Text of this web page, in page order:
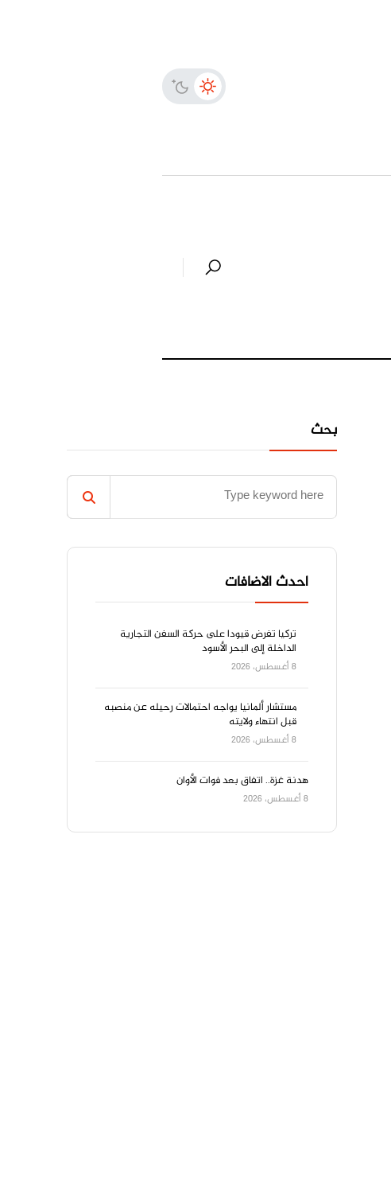
بحث
احدث الاضافات
‌تركيا ‌تفرض قيودا على ‌حركة ‌السفن التجارية
الداخلة إلى البحر الأسود
8 أغسطس، 2026
مستشار ألمانيا يواجه احتمالات رحيله عن منصبه
قبل انتهاء ولايته
8 أغسطس، 2026
هدنة غزة.. اتفاق بعد فوات الأوان
8 أغسطس، 2026